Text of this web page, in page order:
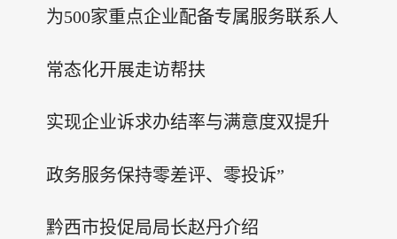
为500家重点企业配备专属服务联系人
常态化开展走访帮扶
实现企业诉求办结率与满意度双提升
政务服务保持零差评、零投诉”
黔西市投促局局长赵丹介绍